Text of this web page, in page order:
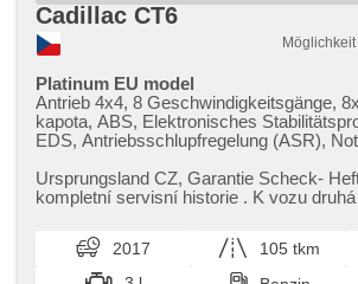
Cadillac CT6
Platinum EU model
Antrieb 4x4, 8 Geschwindigkeitsgänge,
kapota, ABS, Elektronisches
EDS, Antriebsschlupfregelung (ASR),
třízónová klimatizace, Klimaautomatik,
Geschwindigkeitsregelung, LED denní
Bordcomputer, dotykové ovládání
digitální přístrojový štít, volba jízdního
ruční brzda, head-up display, hlídání
Ursprungsland CZ,​ Garantie Scheck​-
kompletní servisní historie . K vozu
2017 105 tkm